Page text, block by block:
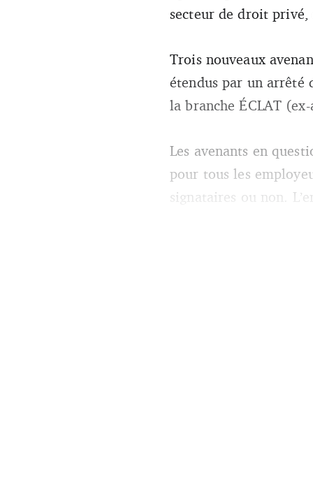
secteur de droit
Trois nouveaux
étendus par un arrêté
la branche ÉCLAT
Les avenants en
pour tous les
signataires ou non.